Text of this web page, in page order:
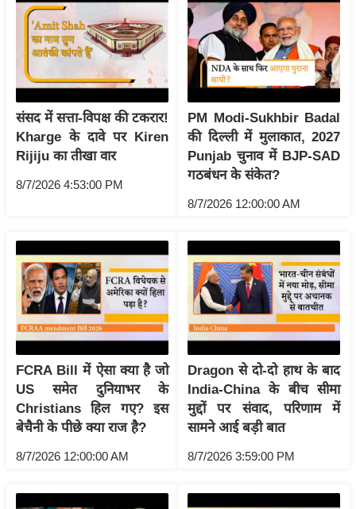
g
w
s
ला
इ
फ
स्टा
टे
क्नॉ
लॉ
जी
ब्यू
/
फै
श
न
घ
लू
संसद में सत्ता-विपक्ष की टकरार!
Kharge के दावे पर Kiren
Rijiju का तीखा वार
8/7/2026 4:53:00 PM
PM Modi-Sukhbir Badal
की दिल्ली में मुलाकात, 2027
Punjab चुनाव में BJP-SAD
गठबंधन के संकेत?
8/7/2026 12:00:00 AM
FCRA Bill में ऐसा क्या है जो
US समेत दुनियाभर के
Christians हिल गए? इस
बेचैनी के पीछे क्या राज है?
8/7/2026 12:00:00 AM
Dragon से दो-दो हाथ के बाद
India-China के बीच सीमा
मुद्दों पर संवाद, परिणाम में
सामने आई बड़ी बात
8/7/2026 3:59:00 PM